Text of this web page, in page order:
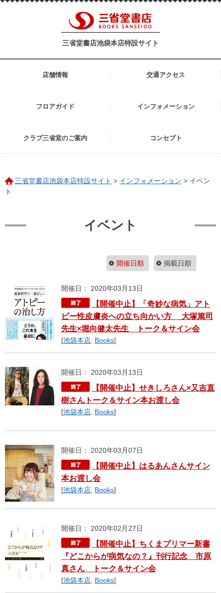
三省堂書店池袋本店特設サイト
店舗情報 交通アクセス
フロアガイド インフォメーション
クラブ三省堂のご案内 コンセプト
三省堂書店池袋本店特設サイト > インフォメーション > イベン
ト
イベント
掲載日順
開催日順
開催日： 2020年03月13日
【開催中止】「奇妙な病気」アト
ピー性皮膚炎への立ち向かい方 大塚篤司
先生×堀向健太先生 トーク＆サイン会
[池袋本店 Books]
開催日： 2020年03月13日
【開催中止】せきしろさん×又吉直
樹さんトーク＆サイン本お渡し会
[池袋本店 Books]
開催日： 2020年03月07日
【開催中止】はるあんさんサイン
本お渡し会
[池袋本店 Books]
開催日： 2020年02月27日
【開催中止】ちくまプリマー新書
『どこからが病気なの？』刊行記念 市原
真さん トーク＆サイン会
[池袋本店 Books]